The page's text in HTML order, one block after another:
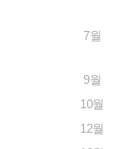
7월
9월
10월
12월